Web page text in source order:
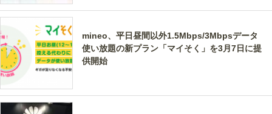
mineo、平日昼間以外1.5Mbps/3Mbpsデータ
使い放題の新プラン「マイそく」を3月7日に提
供開始